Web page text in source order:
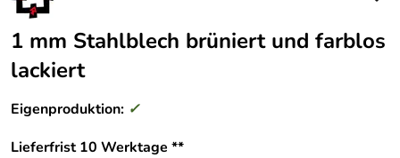
1 mm Stahlblech brüniert und farblos
lackiert
Eigenproduktion: ✓
Lieferfrist 10 Werktage **